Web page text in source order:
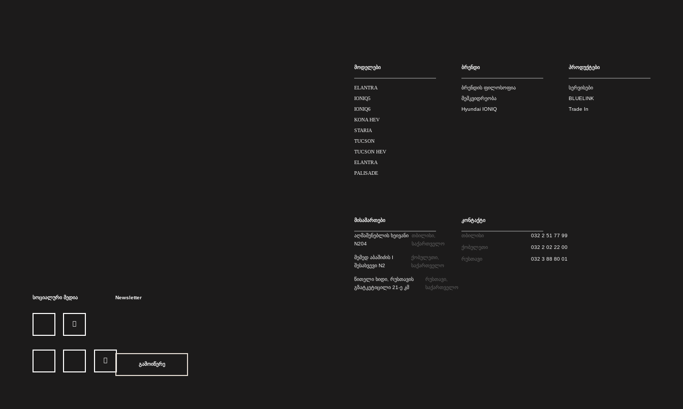
მოდელები
ELANTRA
IONIQ5
IONIQ6
KONA HEV
STARIA
TUCSON
TUCSON HEV
ELANTRA
PALISADE
ბრენდი
ბრენდის ფილოსოფია
მემკვიდრეობა
Hyundai IONIQ
პროდუქტები
სერვისები
BLUELINK
Trade In
მისამართები
აღმაშენებლის ხეივანი
N204
თბილისი,
საქართველო
მემედ აბაშიძის I
შესახვევი N2
ქობულეთი,
საქართველო
წითელი ხიდი, რუსთავის
გზატკეტიცილი 21-ე კმ
რუსთავი,
საქართველო
კონტაქტი
თბილისი 032 2 51 77 99
ქობულეთი 032 2 02 22 00
რუსთავი 032 3 88 80 01
სოციალური მედია Newsletter
გამოიწერე